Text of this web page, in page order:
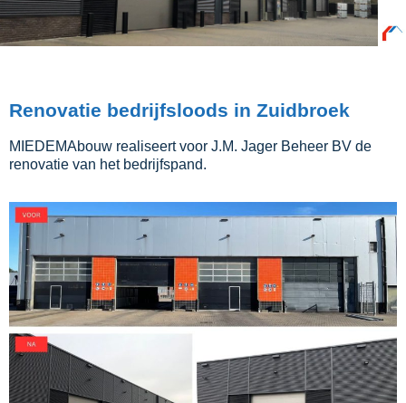
Renovatie bedrijfsloods in Zuidbroek
MIEDEMAbouw realiseert voor J.M. Jager Beheer BV de
renovatie van het bedrijfspand.